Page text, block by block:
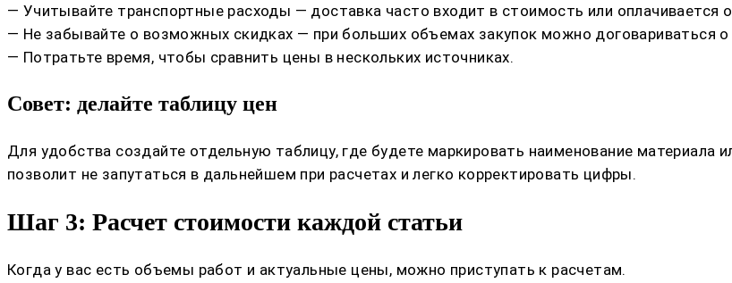
— Учитывайте транспортные расходы — доставка часто входит в стоимость или оплачивается
— Не забывайте о возможных скидках — при больших объемах закупок можно договариваться о
— Потратьте время, чтобы сравнить цены в нескольких источниках.
Совет: делайте таблицу цен
Для удобства создайте отдельную таблицу, где будете маркировать наименование материала
позволит не запутаться в дальнейшем при расчетах и легко корректировать цифры.
Шаг 3: Расчет стоимости каждой статьи
Когда у вас есть объемы работ и актуальные цены, можно приступать к расчетам.